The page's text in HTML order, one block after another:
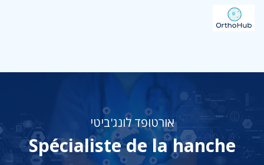
אורטופד לונג'ביטי
Spécialiste de la hanche